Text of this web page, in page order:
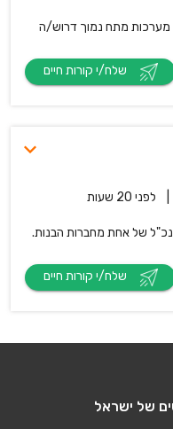
מערכות מתח נמוך דרוש/ה
לפני 20 שעות
של אחת מחברות הבנות.